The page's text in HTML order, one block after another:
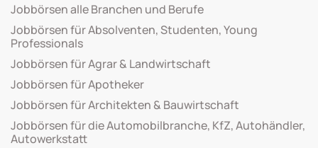
Jobbörsen alle Branchen und Berufe
Jobbörsen für Absolventen, Studenten, Young
Professionals
Jobbörsen für Agrar & Landwirtschaft
Jobbörsen für Apotheker
Jobbörsen für Architekten & Bauwirtschaft
Jobbörsen für die Automobilbranche, KfZ, Autohändler,
Autowerkstatt